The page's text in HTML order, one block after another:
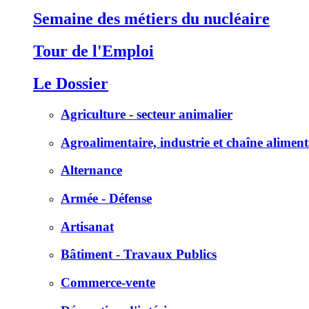
Semaine des métiers du nucléaire
Tour de l'Emploi
Le Dossier
Agriculture - secteur animalier
Agroalimentaire, industrie et chaîne
Alternance
Armée - Défense
Artisanat
Bâtiment - Travaux Publics
Commerce-vente